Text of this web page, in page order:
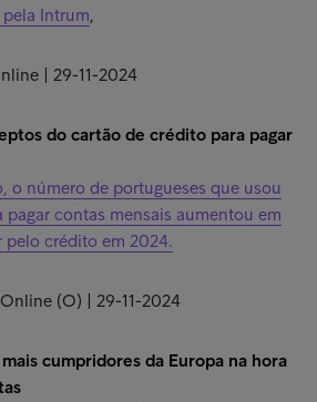
Intrum,
| 29-11-2024
do cartão de crédito para pagar
o número de portugueses que usou
contas mensais aumentou em
pelo crédito em 2024.
(O) | 29-11-2024
cumpridores da Europa na hora